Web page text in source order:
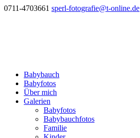
0711-4703661 sperl-fotografie@t-online.de
Babybauch
Babyfotos
Über mich
Galerien
Babyfotos
Babybauchfotos
Familie